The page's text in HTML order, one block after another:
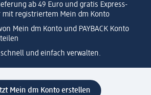
ab 49 Euro und gratis Express-
mit registriertem Mein dm Konto
Mein dm Konto und PAYBACK Konto
und einfach verwalten.
Mein dm Konto erstellen